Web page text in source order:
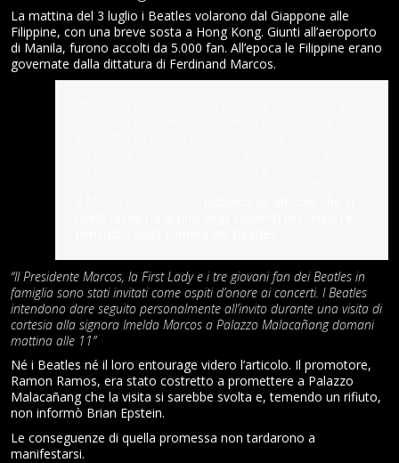
La mattina del 3 luglio i Beatles volarono dal Giappone alle
Filippine, con una breve sosta a Hong Kong. Giunti all’aeroporto
di Manila, furono accolti da 5.000 fan. All’epoca le Filippine erano
governate dalla dittatura di Ferdinand Marcos.
“Il Presidente Marcos, la First Lady e i tre giovani fan dei Beatles in
famiglia sono stati invitati come ospiti d’onore ai concerti. I Beatles
intendono dare seguito personalmente all’invito durante una visita di
cortesia alla signora Imelda Marcos a Palazzo Malacañang domani
mattina alle 11”
Né i Beatles né il loro entourage videro l’articolo. Il promotore,
Ramon Ramos, era stato costretto a promettere a Palazzo
Malacañang che la visita si sarebbe svolta e, temendo un rifiuto,
non informò Brian Epstein.
Le conseguenze di quella promessa non tardarono a
manifestarsi.